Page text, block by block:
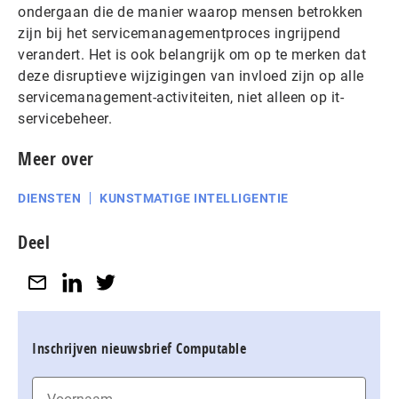
ondergaan die de manier waarop mensen betrokken
zijn bij het servicemanagementproces ingrijpend
verandert. Het is ook belangrijk om op te merken dat
deze disruptieve wijzigingen van invloed zijn op alle
servicemanagement-activiteiten, niet alleen op it-
servicebeheer.
Meer over
DIENSTEN KUNSTMATIGE INTELLIGENTIE
Deel
Inschrijven nieuwsbrief Computable